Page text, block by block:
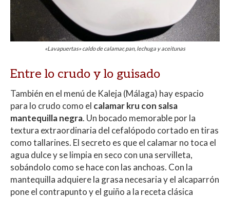
«Lavapuertas» caldo de calamar, pan, lechuga y aceitunas
Entre lo crudo y lo guisado
También en el menú de Kaleja (Málaga) hay espacio
para lo crudo como el calamar kru con salsa
mantequilla negra. Un bocado memorable por la
textura extraordinaria del cefalópodo cortado en tiras
como tallarines. El secreto es que el calamar no toca el
agua dulce y se limpia en seco con una servilleta,
sobándolo como se hace con las anchoas. Con la
mantequilla adquiere la grasa necesaria y el alcaparrón
pone el contrapunto y el guiño a la receta clásica